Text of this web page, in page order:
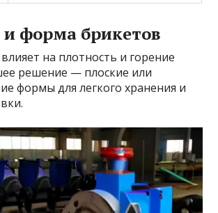
форма брикетов
на плотность и горение
решение — плоские или
формы для легкого хранения и